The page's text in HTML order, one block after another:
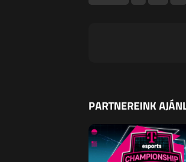
PARTNEREINK